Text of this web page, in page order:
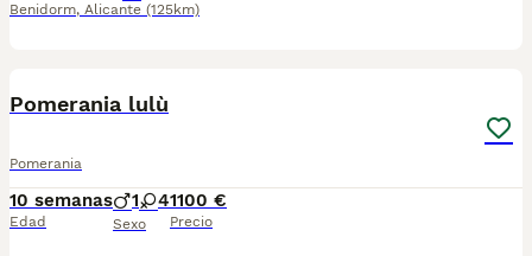
Benidorm, Alicante (125km)
Pomerania lulù
Pomerania
10 semanas
Edad
1 4
Sexo
1100 €
Precio